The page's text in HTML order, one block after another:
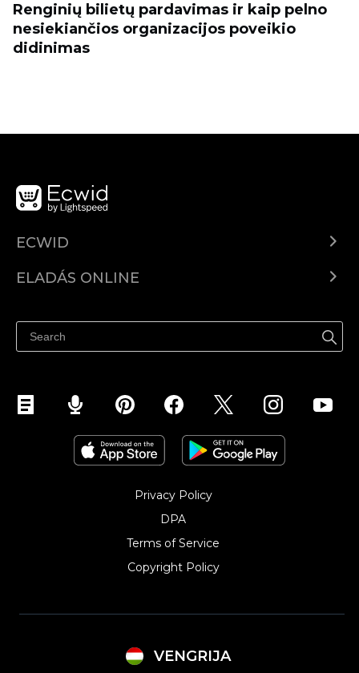
Renginių bilietų pardavimas ir kaip pelno
nesiekiančios organizacijos poveikio
didinimas
ECWID
Árkalkuláció
ELADÁS ONLINE
Eladás a Facebookon
Eladás Instagramon
Privacy Policy
DPA
Terms of Service
Copyright Policy‎
VENGRIJA